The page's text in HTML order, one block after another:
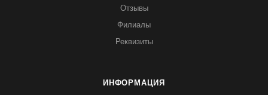
Отзывы
Филиалы
Реквизиты
ИНФОРМАЦИЯ